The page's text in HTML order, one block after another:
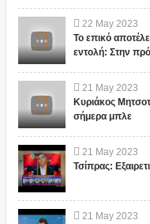
22 May 2023
Το επικό
εντολή: Στην
21 May 2023
Κυριάκος
σήμερα μπλε
21 May 2023
Τσίπρας:
21 May 2023